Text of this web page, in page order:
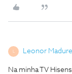
Leonor
Na minha TV